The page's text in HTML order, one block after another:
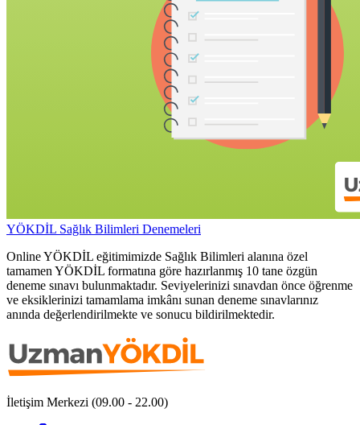
YÖKDİL Sağlık Bilimleri Denemeleri
Online YÖKDİL eğitimimizde Sağlık Bilimleri alanına özel
tamamen YÖKDİL formatına göre hazırlanmış 10 tane özgün
deneme sınavı bulunmaktadır. Seviyelerinizi sınavdan önce öğrenme
ve eksiklerinizi tamamlama imkânı sunan deneme sınavlarınız
anında değerlendirilmekte ve sonucu bildirilmektedir.
İletişim Merkezi (09.00 - 22.00)